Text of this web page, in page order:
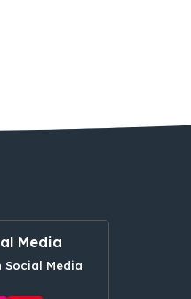
Media
Social Media